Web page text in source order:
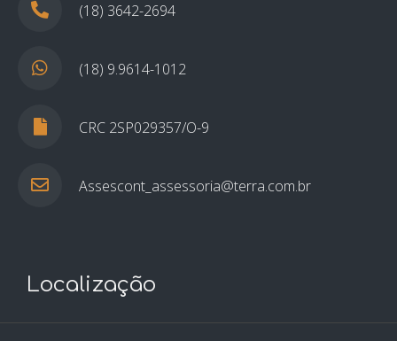
(18) 3642-2694
(18) 9.9614-1012
CRC 2SP029357/O-9
Assescont_assessoria@terra.com.br
Localização